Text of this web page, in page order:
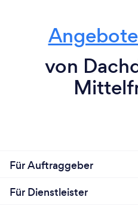
von
Für Auftraggeber
Für Dienstleister